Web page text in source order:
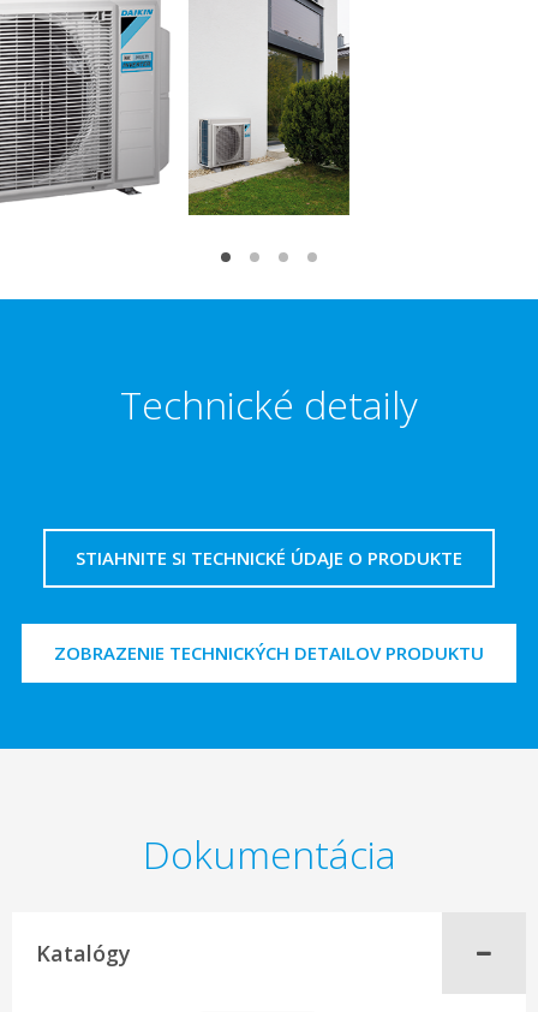
Technické detaily
STIAHNITE SI TECHNICKÉ ÚDAJE O PRODUKTE
ZOBRAZENIE TECHNICKÝCH DETAILOV PRODUKTU
Dokumentácia
Katalógy